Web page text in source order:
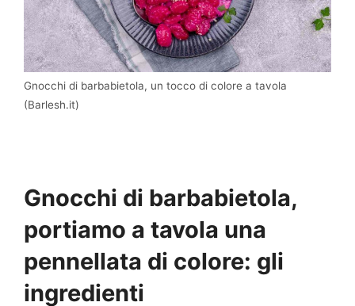
Gnocchi di barbabietola, un tocco di colore a tavola
(Barlesh.it)
Gnocchi di barbabietola,
portiamo a tavola una
pennellata di colore: gli
ingredienti